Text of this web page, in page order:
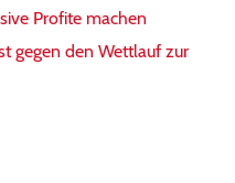
Profite machen
gegen den Wettlauf zur